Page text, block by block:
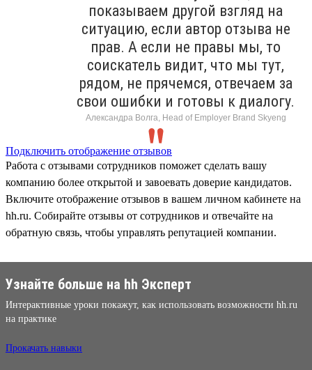
показываем другой взгляд на
ситуацию, если автор отзыва не
прав. А если не правы мы, то
соискатель видит, что мы тут,
рядом, не прячемся, отвечаем за
свои ошибки и готовы к диалогу.
Александра Волга, Head of Employer Brand Skyeng
Подключить отображение отзывов
Работа с отзывами сотрудников поможет сделать вашу
компанию более открытой и завоевать доверие кандидатов.
Включите отображение отзывов в вашем личном кабинете на
hh.ru. Собирайте отзывы от сотрудников и отвечайте на
обратную связь, чтобы управлять репутацией компании.
Узнайте больше на hh Эксперт
Интерактивные уроки покажут, как использовать возможности hh.ru
на практике
Прокачать навыки